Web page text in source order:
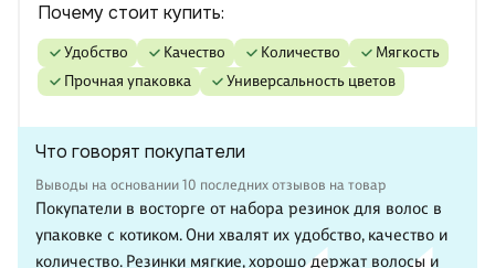
Почему стоит купить:
удобство качество количество
мягкость
прочная упаковка
универсальность цветов
Что говорят покупатели
Выводы на основании 10 последних отзывов на товар
Покупатели в восторге от набора резинок для волос в
упаковке с котиком. Они хвалят их удобство, качество и
количество. Резинки мягкие, хорошо держат волосы и